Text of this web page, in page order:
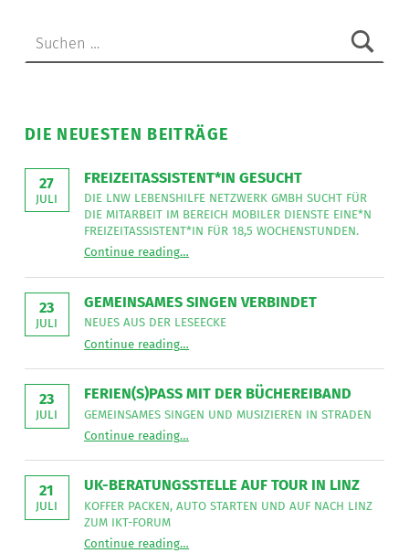
DIE NEUESTEN BEITRÄGE
27
JULI
FREIZEITASSISTENT*IN GESUCHT
DIE LNW LEBENSHILFE NETZWERK GMBH SUCHT FÜR
DIE MITARBEIT IM BEREICH MOBILER DIENSTE EINE*N
FREIZEITASSISTENT*IN FÜR 18,5 WOCHENSTUNDEN.
Continue readingDie
Lebenshilfe
GmbH
für
die
Mitarbeit
im
Mobiler
eine*n
Freizeitassistent*in
für
…
23
JULI
GEMEINSAMES SINGEN VERBINDET
NEUES AUS DER LESEECKE
Continue readingNeues
der
”
…
23
JULI
FERIEN(S)PASS MIT DER BÜCHEREIBAND
GEMEINSAMES SINGEN UND MUSIZIEREN IN STRADEN
Continue readingGemeinsames
und
in
Straden
”
…
21
JULI
UK-BERATUNGSSTELLE AUF TOUR IN LINZ
KOFFER PACKEN, AUTO STARTEN UND AUF NACH LINZ
ZUM IKT-FORUM
Continue readingUK-Beratungsstelle auf Tour in Linz
Koffer
…